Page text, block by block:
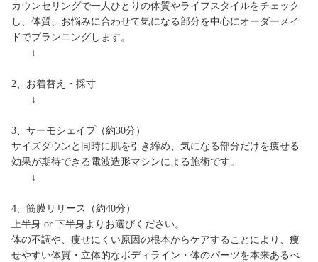
カウンセリングで一人ひとりの体質やライフスタイルをチェック
し、体質、お悩みに合わせて気になる部分を中心にオーダーメイ
ドでプランニングします。
↓
2、お着替え・採寸
↓
3、サーモシェイプ（約30分）
サイズダウンと同時に肌を引き締め、気になる部分だけを痩せる
効果が期待できる電波造形マシンによる施術です。
↓
4、筋膜リリース（約40分）
上半身 or 下半身よりお選びください。
体の不調や、痩せにくい原因の根本からケアすることにより、痩
せやすい体質・立体的なボディライン・体のパーツを本来あるべ